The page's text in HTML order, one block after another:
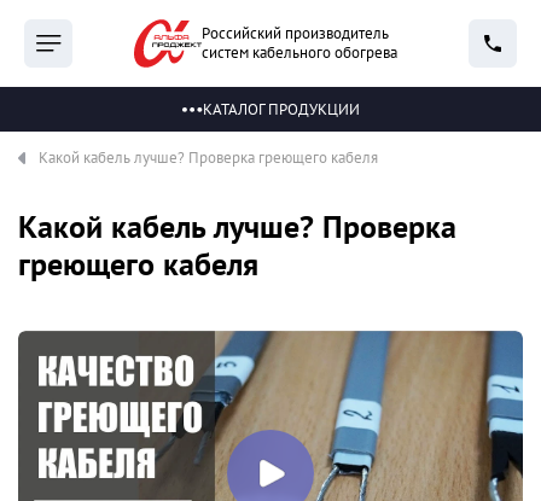
Российский производитель
систем кабельного обогрева
КАТАЛОГ ПРОДУКЦИИ
Какой кабель лучше? Проверка греющего кабеля
Какой кабель лучше? Проверка
греющего кабеля